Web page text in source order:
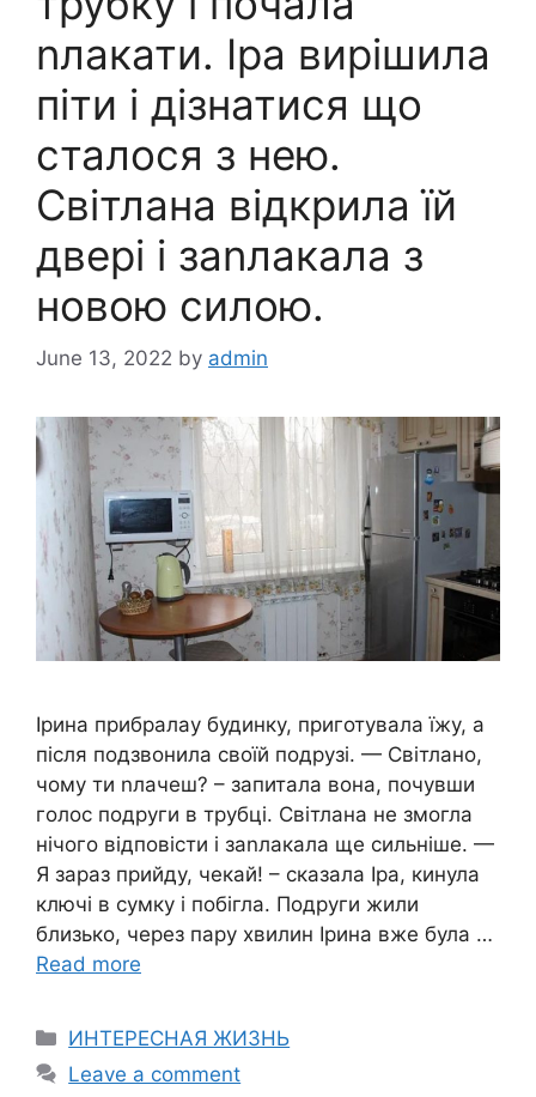
nлакати. Іра вирішила
піти і дізнатися що
сталося з нею.
Світлана відкрила їй
двері і заnлакала з
новою силою.
June 13, 2022 by admin
Ірина прибралау будинку, приготувала їжу, а
після подзвонила своїй подрузі. — Світлано,
чому ти nлачеш? – запитала вона, почувши
голос подруги в трубці. Світлана не змогла
нічого відповісти і заnлакала ще сильніше. —
Я зараз прийду, чекай! – сказала Іра, кинула
ключі в сумку і побігла. Подруги жили
близько, через пару хвилин Ірина вже була …
Read more
Categories
ИНТЕРЕСНАЯ ЖИЗНЬ
Leave a comment